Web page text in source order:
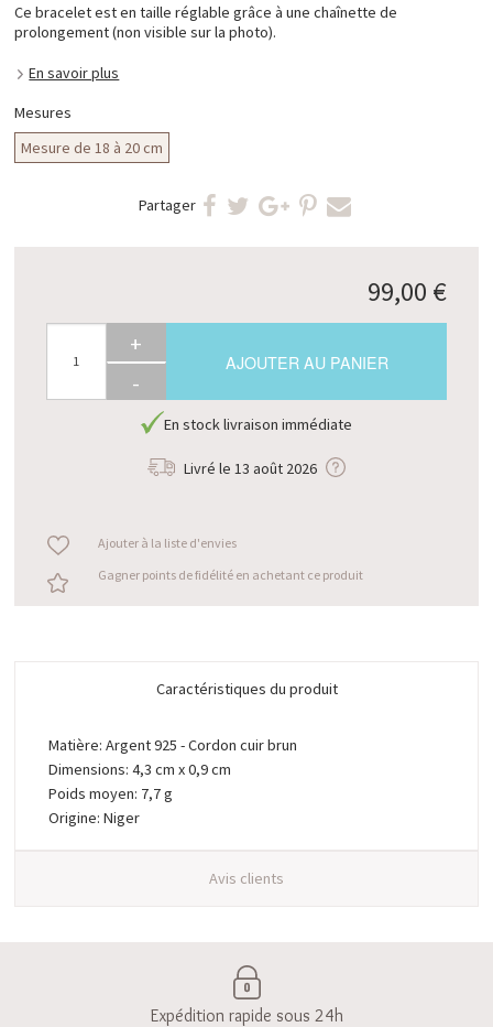
Ce bracelet est en taille réglable grâce à une chaînette de
prolongement (non visible sur la photo).
En savoir plus
Mesures
Mesure de 18 à 20 cm
Partager
99,00 €
+
-
AJOUTER AU PANIER
En stock livraison immédiate
Livré le 13 août 2026
Ajouter à la liste d'envies
Gagner points de fidélité en achetant ce produit
Caractéristiques du produit
Matière: Argent 925 - Cordon cuir brun
Dimensions: 4,3 cm x 0,9 cm
Poids moyen: 7,7 g
Origine: Niger
Avis clients
Expédition rapide sous 24h